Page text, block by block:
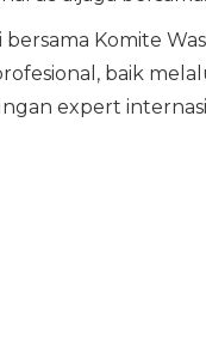
bersama Komite
baik
expert